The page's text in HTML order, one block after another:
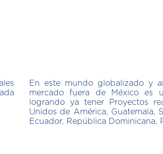
En este mundo globalizado y
mercado fuera de México es
logrando ya tener Proyectos
Unidos de América, Guatemala,
Ecuador, República Dominicana,